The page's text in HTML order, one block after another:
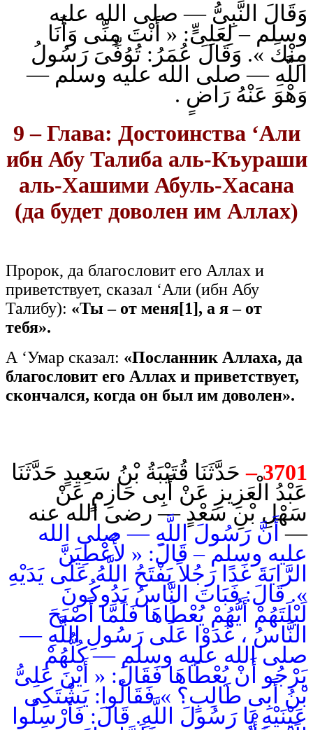
وَقَالَ النَّبِىُّ — صلى الله عليه
وسلم – لِعَلِىٍّ: « أَنْتَ مِنِّى وَأَنَا
مِنْكَ ». وَقَالَ عُمَرُ: تُوُفِّىَ رَسُولُ
اللَّهِ — صلى الله عليه وسلم —
وَهْوَ عَنْهُ رَاضٍ .
9 – Глава: Достоинства ‘Али
ибн Абу Талиба аль-Къураши
аль-Хашими Абуль-Хасана
(да будет доволен им Аллах)
Пророк, да благословит его Аллах и
приветствует, сказал ‘Али (ибн Абу
Талибу): «Ты – от меня[1], а я– от
тебя».
А ‘Умар сказал: «Посланник Аллаха, да
благословит его Аллах и приветствует,
скончался, когда он был им доволен».
3701
– حَدَّثَنَا قُتَيْبَةُ بْنُ سَعِيدٍ حَدَّثَنَا
عَبْدُ الْعَزِيزِ عَنْ أَبِى حَازِمٍ عَنْ
سَهْلِ بْنِ سَعْدٍ — رضى الله عنه
— أَنَّ رَسُولَ اللَّهِ — صلى الله
عليه وسلم – قَالَ: « لأُعْطِيَنَّ
الرَّايَةَ غَدًا رَجُلاً يَفْتَحُ اللَّهُ عَلَى يَدَيْهِ
». قَالَ: فَبَاتَ النَّاسُ يَدُوكُونَ
لَيْلَتَهُمْ أَيُّهُمْ يُعْطَاهَا فَلَمَّا أَصْبَحَ
النَّاسُ ، غَدَوْا عَلَى رَسُولِ اللَّهِ —
صلى الله عليه وسلم — كُلُّهُمْ
يَرْجُو أَنْ يُعْطَاهَا فَقَالَ: « أَيْنَ عَلِىُّ
بْنُ أَبِى طَالِبٍ؟ » فَقَالُوا: يَشْتَكِى
عَيْنَيْهِ يَا رَسُولَ اللَّهِ. قَالَ: فَأَرْسِلُوا